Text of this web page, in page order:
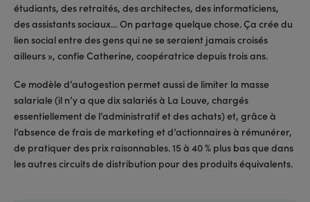
étudiants, des retraités, des architectes, des informaticiens,
des assistants sociaux… On partage quelque chose. Ça crée du
lien social entre des gens qui ne se seraient jamais croisés
ailleurs », confie Catherine, coopératrice depuis trois ans.
Ce modèle d’autogestion permet aussi de limiter la masse
salariale (il n’y a que dix salariés à La Louve, chargés
essentiellement de l’administratif et des achats) et, grâce à
l’absence de frais de marketing et d’actionnaires à rémunérer,
de pratiquer des prix raisonnables. 15 à 40 % plus bas que dans
les autres circuits de distribution pour des produits équivalents.